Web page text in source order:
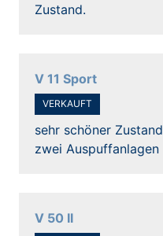
Zustand.
V 11 Sport
VERKAUFT
sehr schöner Zustand
zwei Auspuffanlagen
V 50 II